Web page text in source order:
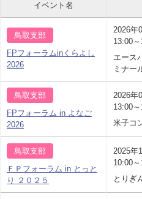
イベント名
鳥取支部
FPフォーラムinくらよし
2026
2026年
13:00
エー
ミナー
鳥取支部
FPフォーラム in よなご
2026
2026年
13:00
米子コ
鳥取支部
ＦＰフォーラム in とっと
り ２０２５
2025年
10:00
とりぎ